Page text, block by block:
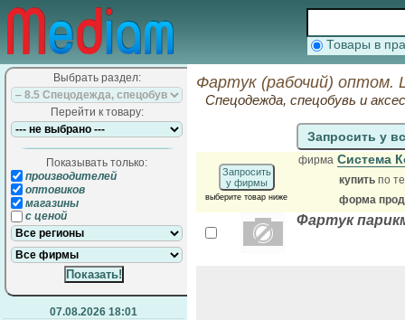
Товары в
Выбрать раздел:
Перейти к товару:
Показывать только:
производителей
оптовиков
магазины
с ценой
07.08.2026 18:01
Фартук (рабочий) оптом.
Спецодежда, спецобувь и
Запросить у
Запросить
у фирмы
выберите товар ниже
фирма Система
купить по
форма
Фартук